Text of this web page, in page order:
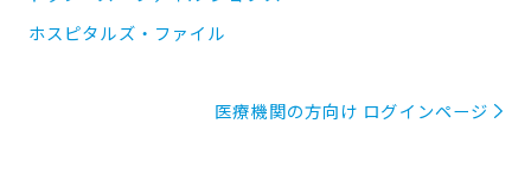
ホスピタルズ・ファイル
医療機関の方向け ログインページ